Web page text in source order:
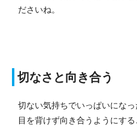
ださいね。
切なさと向き合う
切ない気持ちでいっぱいにな
目を背けず向き合うようにする